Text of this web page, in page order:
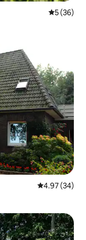
平均评分
5 (36)
平均评分
4.97 (34)